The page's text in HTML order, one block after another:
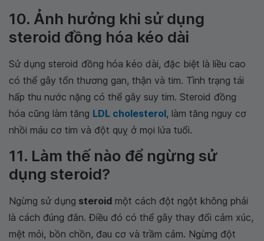
10. Ảnh hưởng khi sử dụng
steroid đồng hóa kéo dài
Sử dụng steroid đồng hóa kéo dài, đặc biệt là liều cao
có thể gây tổn thương gan, thận và tim. Tình trạng tái
hấp thu nước nặng có thể gây suy tim. Steroid đồng
hóa cũng làm tăng LDL cholesterol, làm tăng nguy cơ
nhồi máu cơ tim và đột quỵ ở mọi lứa tuổi.
11. Làm thế nào để ngừng sử
dụng steroid?
Ngừng sử dụng steroid một cách đột ngột không phải
là cách đúng đắn. Điều đó có thể gây thay đổi cảm xúc,
mệt mỏi, bồn chồn, đau cơ và trầm cảm. Ngừng đột